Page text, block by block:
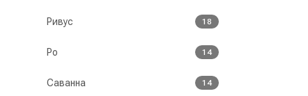
Ривус 18
Ро 14
Саванна 14